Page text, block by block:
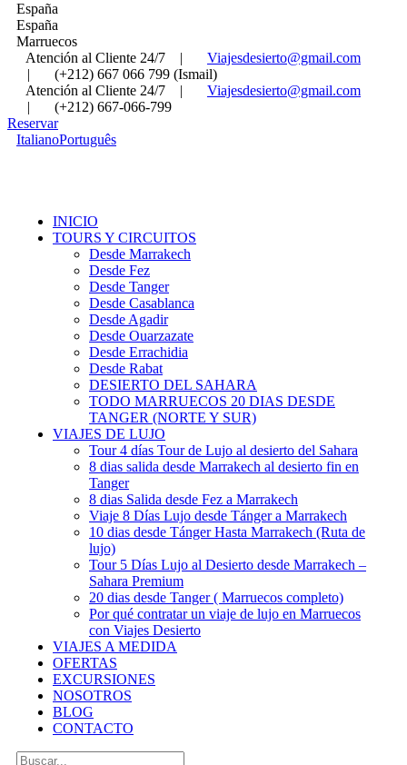
España
España
Marruecos
Atención al Cliente 24/7
|
Viajesdesierto@gmail.com
|
(+212) 667 066 799 (Ismail)
Atención al Cliente 24/7
|
Viajesdesierto@gmail.com
|
(+212) 667-066-799
Reservar
ItalianoPortuguês
INICIO
TOURS Y CIRCUITOS
Desde Marrakech
Desde Fez
Desde Tanger
Desde Casablanca
Desde Agadir
Desde Ouarzazate
Desde Errachidia
Desde Rabat
DESIERTO DEL SAHARA
TODO MARRUECOS 20 DIAS DESDE
TANGER (NORTE Y SUR)
VIAJES DE LUJO
Tour 4 días Tour de Lujo al desierto del Sahara
8 dias salida desde Marrakech al desierto fin en
Tanger
8 dias Salida desde Fez a Marrakech
Viaje 8 Días Lujo desde Tánger a Marrakech
10 dias desde Tánger Hasta Marrakech (Ruta de
lujo)
Tour 5 Días Lujo al Desierto desde Marrakech –
Sahara Premium
20 dias desde Tanger ( Marruecos completo)
Por qué contratar un viaje de lujo en Marruecos
con Viajes Desierto
VIAJES A MEDIDA
OFERTAS
EXCURSIONES
NOSOTROS
BLOG
CONTACTO